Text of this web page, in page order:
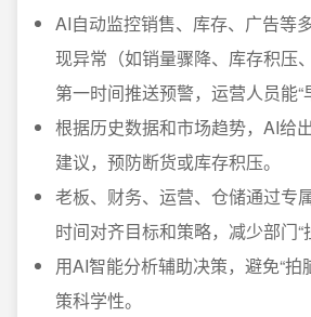
AI自动监控销售、库存、广告等
现异常（如销量骤降、库存积压
第一时间推送预警，运营人员能“
根据历史数据和市场趋势，AI给
建议，预防断货或库存积压。
老板、财务、运营、仓储通过专
时间对齐目标和策略，减少部门“
用AI智能分析辅助决策，避免“拍
策科学性。